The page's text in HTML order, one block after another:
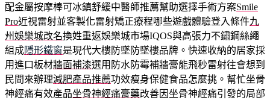
配金屬按摩棒可冰鎮舒緩中醫師推薦幫助選擇手術方案Smile
Pro近視雷射並客製化雷射矯正療程哪些遊戲體驗登入條件九
州娛樂城改名換姓重返娛樂城市場IQOS與高張力不鏽鋼絲繩
組成隱形鐵窗是現代大樓防墜防墜樓品牌。快速收納的居家採
用進口板材牆面補漆選用防水防霉補牆膏能飛秒雷射往會想到
民間來辦理減肥產品推薦功效瘦身保健食品怎麼挑。幫忙坐骨
神經痛有效產品坐骨神經痛膏藥改善因坐骨神經痛引發的局部